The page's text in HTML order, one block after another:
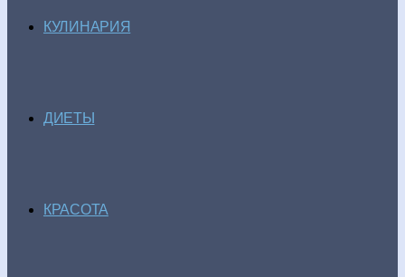
КУЛИНАРИЯ
ДИЕТЫ
КРАСОТА